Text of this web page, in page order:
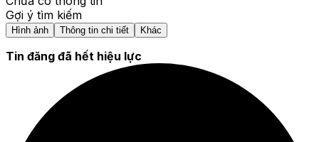
Gợi ý tìm kiếm
Hình ảnh Thông tin chi tiết Khác
Tin đăng đã hết hiệu lực